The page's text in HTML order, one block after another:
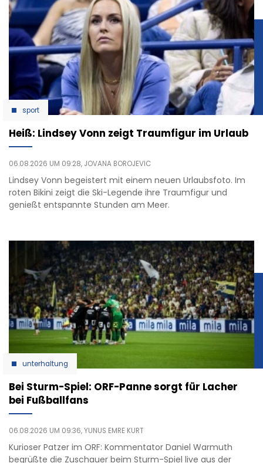
sport
Heiß: Lindsey Vonn zeigt Traumfigur im Urlaub
06.08.2026 UM 09:28, JOVANA BOROJEVIC
Lindsey Vonn begeistert mit einem neuen Urlaubsfoto. Im
roten Bikini zeigt die Ski-Legende ihre Traumfigur und
genießt entspannte Stunden am Meer.
unterhaltung
Bei Sturm-Spiel: ORF-Panne sorgt für Lacher
bei Fußballfans
06.08.2026 UM 09:36,YUNUS EMRE KURT
Kurioser Patzer im ORF: Kommentator Daniel Warmuth
begrüßte die Zuschauer beim Sturm-Spiel live aus der